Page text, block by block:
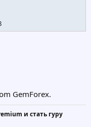
GemForex.
и стать гуру